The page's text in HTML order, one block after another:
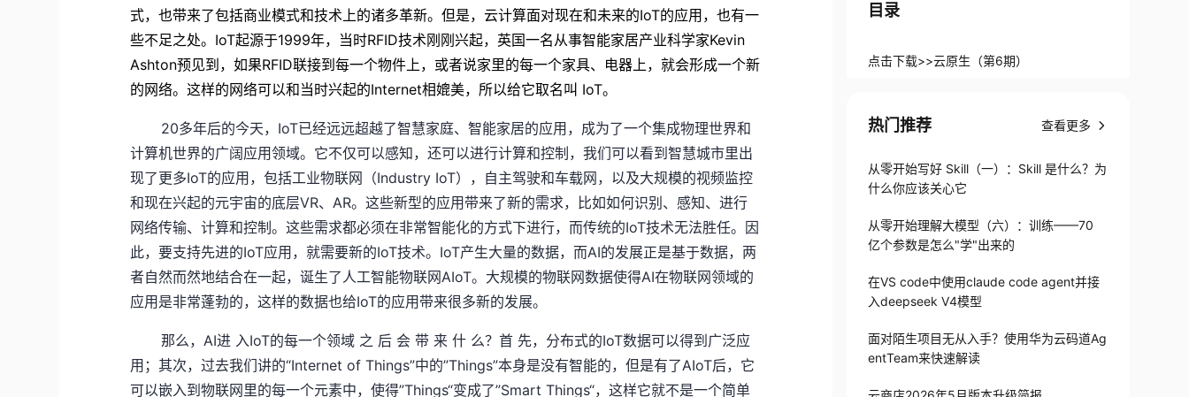
式，也带来了包括商业模式和技术上的诸多革新。但是，云计算面对现在和未来的IoT的应用，也有一
些不足之处。 IoT起源于1999年，当时RFID技术刚刚兴起， 英国一名从事智能家居产业科学家Kevin
Ashton预见到，如果RFID联接到每一个物件上，或者说家里的每一个家具、电器上，就会形成一个新
的网络。这样的网络可以和当时兴起的Internet相媲美，所以给它取名叫 IoT。
20多年后的今天，IoT已经远远超越了智慧家庭、智能家居的应用，成为了一个集成物理世界和
计算机世界的广阔应用领域。它不仅可以感知，还可以进行计算和控制，我们可以看到智慧城市里出
现了更多IoT的应用，包括工业物联网（Industry IoT），自主驾驶和车载网，以及大规模的视频监控
和现在兴起的元宇宙的底层VR、AR。这些新型的应用带来了新的需求，比如如何识别、感知、进行
网络传输、计算和控制。这些需求都必须在非常智能化的方式下进行，而传统的IoT技术无法胜任。因
此，要支持先进的IoT应用，就需要新的IoT技术。IoT产生大量的数据，而AI的发展正是基于数据，两
者自然而然地结合在一起，诞生了人工智能物联网AIoT。大规模的物联网数据使得AI在物联网领域的
应用是非常蓬勃的，这样的数据也给IoT的应用带来很多新的发展。
那么，AI进 入IoT的每一个领域 之 后 会 带 来 什 么？首 先，分布式的IoT数据可以得到广泛应
用；其次，过去我们讲的“Internet of Things”中的”Things”本身是没有智能的，但是有了AIoT后，它
可以嵌入到物联网里的每一个元素中，使得”Things“变成了”Smart Things“，这样它就不是一个简单
目录
点击下载>>云原生（第6期）
热门推荐 查看更多
从零开始写好 Skill（一）：Skill 是什么？为
什么你应该关心它
从零开始理解大模型（六）：训练——70
亿个参数是怎么"学"出来的
在VS code中使用claude code agent并接
入deepseek V4模型
面对陌生项目无从入手？使用华为云码道Ag
entTeam来快速解读